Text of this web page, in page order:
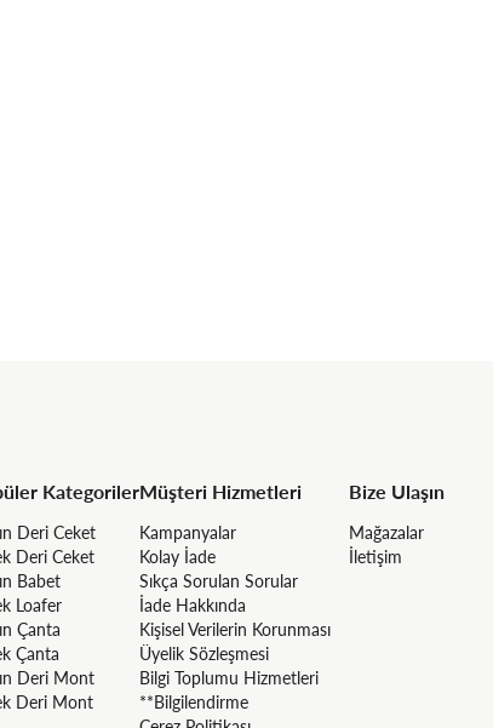
Kategoriler
Deri Ceket
Deri Ceket
Babet
Loafer
Çanta
Çanta
Deri Mont
Deri Mont
Müşteri Hizmetleri
Kampanyalar
Kolay İade
Sıkça Sorulan Sorular
İade Hakkında
Kişisel Verilerin Korunması
Üyelik Sözleşmesi
Bilgi Toplumu Hizmetleri
**Bilgilendirme
Bize Ulaşın
Mağazalar
İletişim